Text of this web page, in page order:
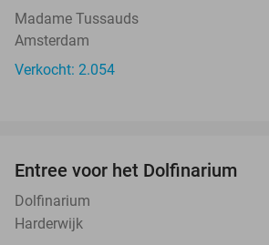
Madame Tussauds
Amsterdam
Verkocht: 2.054
Entree voor het Dolfinarium
Dolfinarium
Harderwijk